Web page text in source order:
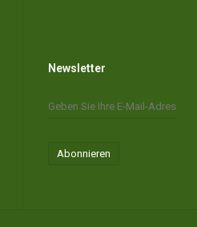
Newsletter
Abonnieren